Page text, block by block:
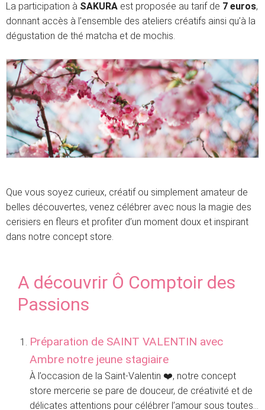
La participation à SAKURA est proposée au tarif de 7 euros,
donnant accès à l’ensemble des ateliers créatifs ainsi qu’à la
dégustation de thé matcha et de mochis.
Que vous soyez curieux, créatif ou simplement amateur de
belles découvertes, venez célébrer avec nous la magie des
cerisiers en fleurs et profiter d’un moment doux et inspirant
dans notre concept store.
A découvrir Ô Comptoir des
Passions
Préparation de SAINT VALENTIN avec
Ambre notre jeune stagiaire
À l’occasion de la Saint-Valentin ❤️, notre concept
store mercerie se pare de douceur, de créativité et de
délicates attentions pour célébrer l’amour sous toutes...